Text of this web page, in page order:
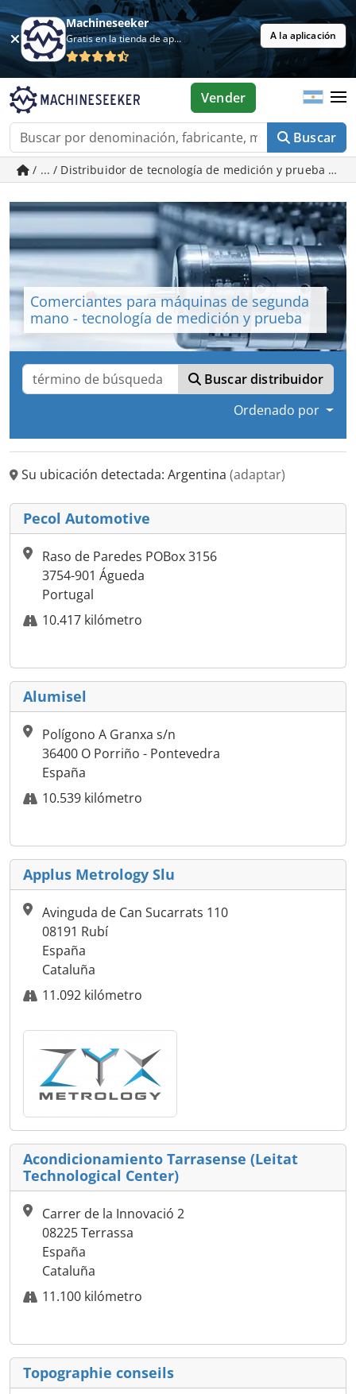
Machineseeker
Gratis en la tienda de aplicaciones A la aplicación
Buscar
Vender
/ ... / Distribuidor de tecnología de medición y prueba -
Comerciantes para máquinas de segunda
mano - tecnología de medición y prueba
Buscar distribuidor
Ordenado por
Su ubicación detectada: Argentina (adaptar)
Pecol Automotive
Raso de Paredes POBox 3156
3754-901 Águeda
Portugal
10.417 kilómetro
Alumisel
Polígono A Granxa s/n
36400 O Porriño - Pontevedra
España
10.539 kilómetro
Applus Metrology Slu
Avinguda de Can Sucarrats 110
08191 Rubí
España
Cataluña
11.092 kilómetro
Acondicionamiento Tarrasense (Leitat
Technological Center)
Carrer de la Innovació 2
08225 Terrassa
España
Cataluña
11.100 kilómetro
Topographie conseils